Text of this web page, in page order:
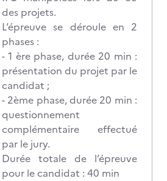
des projets.
L’épreuve se déroule en 2
phases :
- 1 ère phase, durée 20 min :
présentation du projet par le
candidat ;
- 2ème phase, durée 20 min :
questionnement
complémentaire effectué
par le jury.
Durée totale de l’épreuve
pour le candidat : 40 min